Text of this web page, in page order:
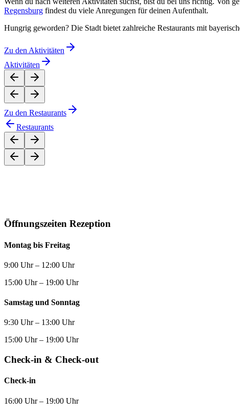
Regensburg findest du viele Anregungen für deinen Aufenthalt.
Hungrig geworden? Die Stadt bietet zahlreiche Restaurants mit
Zu den Aktivitäten
Aktivitäten
Zu den Restaurants
Restaurants
Öffnungszeiten Rezeption
Montag bis Freitag
9:00 Uhr – 12:00 Uhr
15:00 Uhr – 19:00 Uhr
Samstag und Sonntag
9:30 Uhr – 13:00 Uhr
15:00 Uhr – 19:00 Uhr
Check-in & Check-out
Check-in
16:00 Uhr – 19:00 Uhr